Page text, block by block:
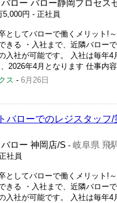
ロー バロー静岡プロセス
5,000円 - 正社員
としてバローで働くメリット
きる ・入社まで、近隣バロー
入社が可能です。 入社は毎年
2026年4月となります 仕事内
ス - 6月26日
バローでのレジスタッ
ロー 神岡店/S - 岐阜県 飛
社員
としてバローで働くメリット
きる ・入社まで、近隣バロー
入社が可能です。 入社は毎年